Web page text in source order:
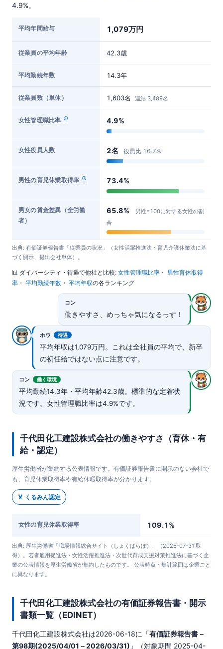
4.9%。
平均年間給与 1,079万円
従業員の平均年齢 42.3歳
平均勤続年数 14.3年
従業員数（単体） 1,603名 連結 3,489名
女性管理職比率 4.9%
女性役員人数 2名 役員比 16.7%
男性の育児休業取得率 73.4%
男女の賃金差異（全労働
者）
65.8%
男性=100に対する女性の割
合
出典: 有価証券報告書「従業員の状況」（女性活躍推進法・育児介護休業法に基
づく開示、提出会社単体）。
📊 ダイバーシティ・待遇で他社と比較: 女性管理職比率 ・ 男性育休取得
率 ・ 平均勤続年数 ・ 平均年収の各ランキング
コン
働きやすさ、めっちゃ気になるっす！
ホウ 待遇
平均年収は1,079万円。これは全社員の平均で、新卒
の初任給ではない点に注意です。
コン 働く環境
平均勤続14.3年・平均年齢42.3歳。標準的な定着状
況です。女性管理職比率は4.9%です。
千代田化工建設株式会社の働きやすさ（育休・有
給・認定）
厚生労働省が集約する公表情報です。有価証券報告書に開示のない会社で
も、育児休業取得率や有給休暇取得率が分かります。
🏅 くるみん認定
女性の育児休業取得率 109.1%
出典: 厚生労働省「職場情報総合サイト（しょくばらぼ）」（2026-07-31 取
得）。若者雇用促進法・女性活躍推進法・次世代育成支援対策推進法に基づく企
業の公表情報を厚生労働省が集約したものです。 公表時点・集計範囲は企業ごと
に異なります。
千代田化工建設株式会社の有価証券報告書・開示
書類一覧（EDINET）
千代田化工建設株式会社は2026-06-18に「有価証券報告書－
第98期(2025/04/01－2026/03/31) 」（対象期間 2025-04-